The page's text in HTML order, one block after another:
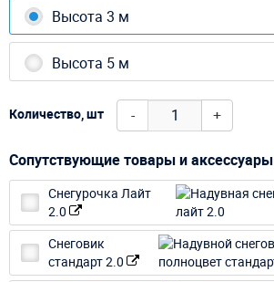
Высота 3 м
Высота 5 м
Количество, шт - +
Сопутствующие товары и аксессуары
Снегурочка Лайт
2.0
Снеговик
стандарт 2.0